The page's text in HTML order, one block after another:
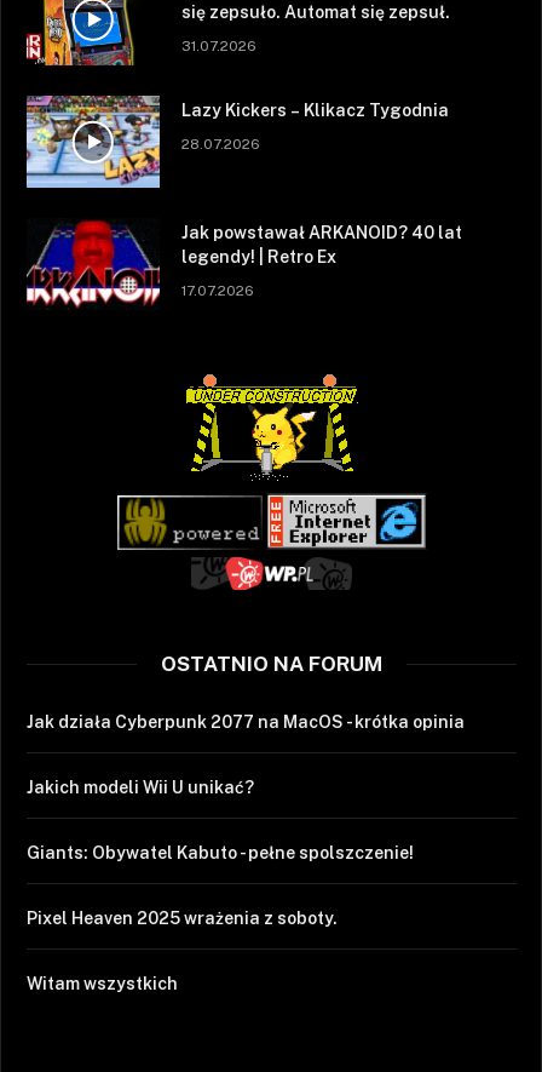
się zepsuło. Automat się zepsuł.
31.07.2026
Lazy Kickers – Klikacz Tygodnia
28.07.2026
Jak powstawał ARKANOID? 40 lat
legendy! | Retro Ex
17.07.2026
OSTATNIO NA FORUM
Jak działa Cyberpunk 2077 na MacOS - krótka opinia
Jakich modeli Wii U unikać?
Giants: Obywatel Kabuto - pełne spolszczenie!
Pixel Heaven 2025 wrażenia z soboty.
Witam wszystkich